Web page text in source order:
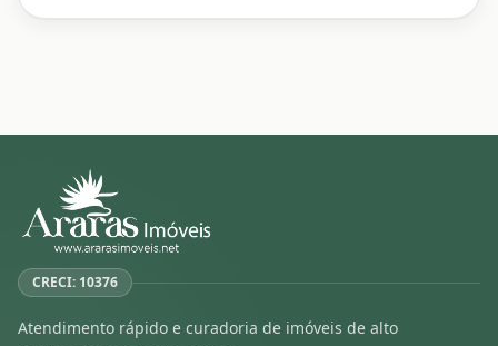
CRECI: 10376
Atendimento rápido e curadoria de imóveis de alto